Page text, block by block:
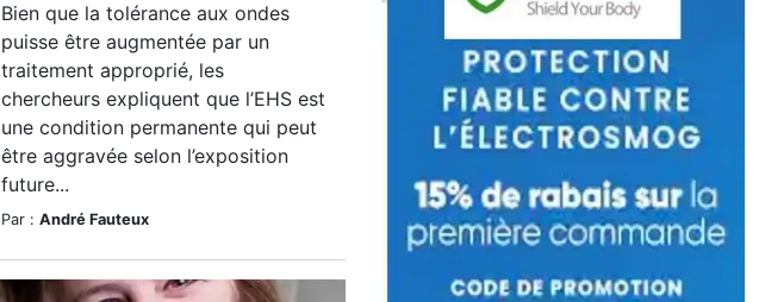
Bien que la tolérance aux ondes
puisse être augmentée par un
traitement approprié, les
chercheurs expliquent que l’EHS est
une condition permanente qui peut
être aggravée selon l’exposition
future...
Par : André Fauteux